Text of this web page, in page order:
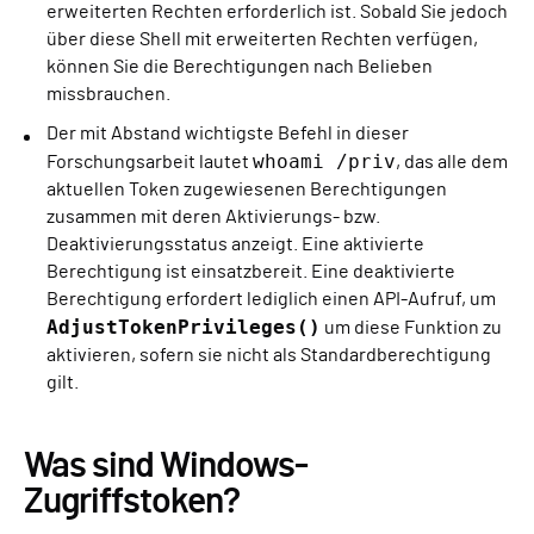
erweiterten Rechten erforderlich ist. Sobald Sie jedoch
über diese Shell mit erweiterten Rechten verfügen,
können Sie die Berechtigungen nach Belieben
missbrauchen.
Der mit Abstand wichtigste Befehl in dieser
Forschungsarbeit lautet whoami /priv, das alle dem
aktuellen Token zugewiesenen Berechtigungen
zusammen mit deren Aktivierungs- bzw.
Deaktivierungsstatus anzeigt. Eine aktivierte
Berechtigung ist einsatzbereit. Eine deaktivierte
Berechtigung erfordert lediglich einen API-Aufruf, um
AdjustTokenPrivileges() um diese Funktion zu
aktivieren, sofern sie nicht als Standardberechtigung
gilt.
Was sind Windows-
Zugriffstoken?